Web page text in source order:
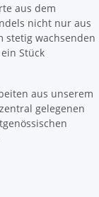
aus dem
nicht nur aus
stetig wachsenden
Stück
aus unserem
gelegenen